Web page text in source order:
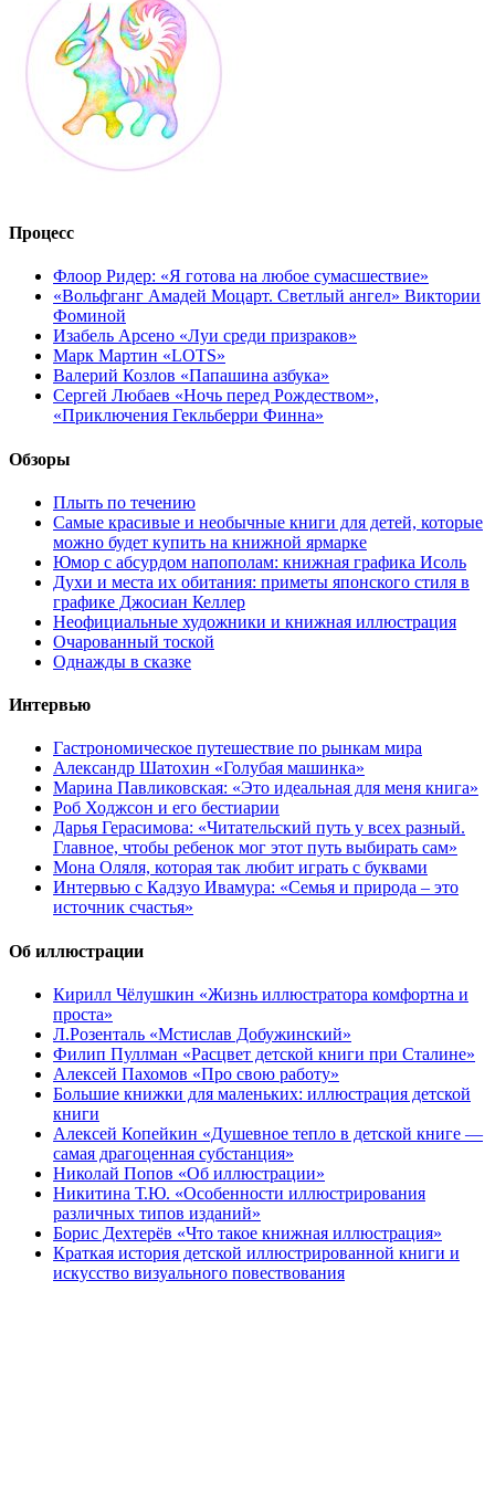
Процесс
Флоор Ридер: «Я готова на любое сумасшествие»
«Вольфганг Амадей Моцарт. Светлый ангел» Виктории
Фоминой
Изабель Арсено «Луи среди призраков»
Марк Мартин «LOTS»
Валерий Козлов «Папашина азбука»
Сергей Любаев «Ночь перед Рождеством»,
«Приключения Гекльберри Финна»
Обзоры
Плыть по течению
Самые красивые и необычные книги для детей, которые
можно будет купить на книжной ярмарке
Юмор с абсурдом напополам: книжная графика Исоль
Духи и места их обитания: приметы японского стиля в
графике Джосиан Келлер
Неофициальные художники и книжная иллюстрация
Очарованный тоской
Однажды в сказке
Интервью
Гастрономическое путешествие по рынкам мира
Александр Шатохин «Голубая машинка»
Марина Павликовская: «Это идеальная для меня книга»
Роб Ходжсон и его бестиарии
Дарья Герасимова: «Читательский путь у всех разный.
Главное, чтобы ребенок мог этот путь выбирать сам»
Мона Оляля, которая так любит играть с буквами
Интервью с Кадзуо Ивамура: «Семья и природа – это
источник счастья»
Об иллюстрации
Кирилл Чёлушкин «Жизнь иллюстратора комфортна и
проста»
Л.Розенталь «Мстислав Добужинский»
Филип Пуллман «Расцвет детской книги при Сталине»
Алексей Пахомов «Про свою работу»
Большие книжки для маленьких: иллюстрация детской
книги
Алексей Копейкин «Душевное тепло в детской книге —
самая драгоценная субстанция»
Николай Попов «Об иллюстрации»
Никитина Т.Ю. «Особенности иллюстрирования
различных типов изданий»
Борис Дехтерёв «Что такое книжная иллюстрация»
Краткая история детской иллюстрированной книги и
искусство визуального повествования